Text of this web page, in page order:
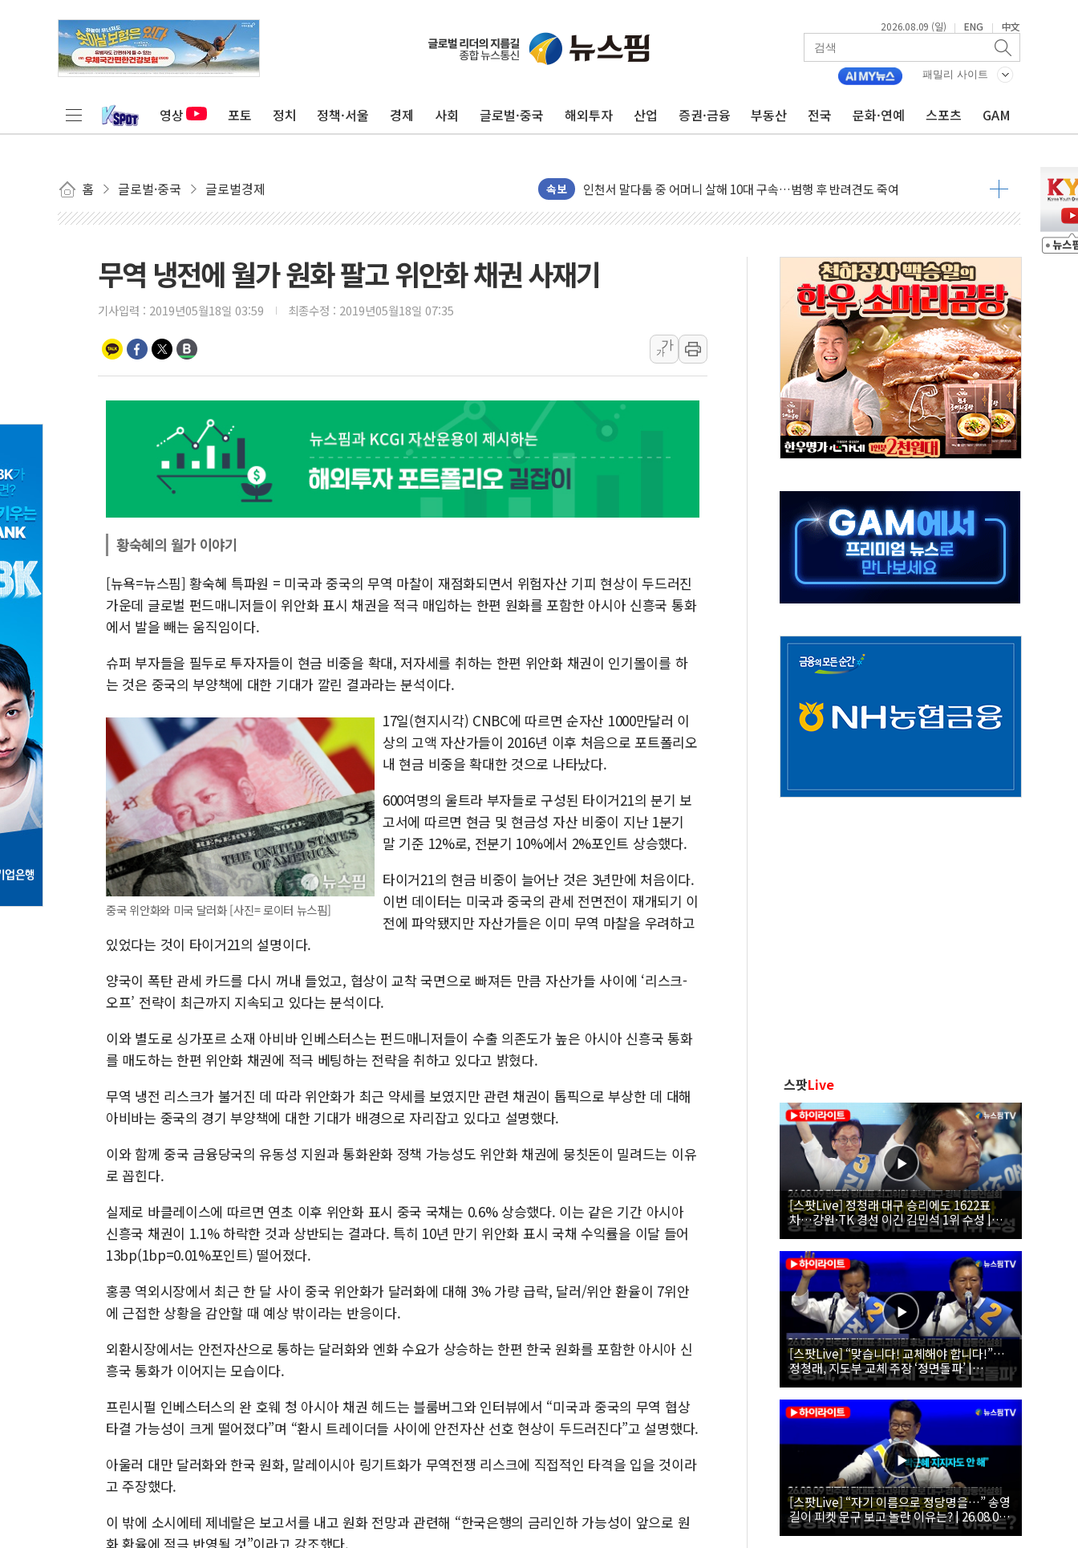
2026.08.09 (일) | ENG | 中文
패밀리 사이트
영상 포토 정치 정책·서울 경제 사회 글로벌·중국 해외투자 산업 증권·금융 부동산 전국 문화·연예 스포츠 GAM
홈 글로벌·중국 글로벌경제 속보
평택 진위면 공장서 질식사고 발생…작업자 1명 숨져
포항 블루밸리 국가산단에 '철강 AI융합실증센터' 들어선다
[종합] 김민석, 정청래에 누적 1.48%p 차 선두 유지...金 46.01% vs 鄭 44.53%
민주당 경북도당위원장에 오중기 당선...합산득표율 68.63%
김민석, 강원·대구·경북 경선서 정청래에 승리…金 48.54% vs 鄭 44.40%
[속보] 민주, 강원·대구·경북 경선 결과...김민석 48.54% 정청래 44.40%
[속보] 민주, 대구 경선 결과 발표...정청래 47.82% 김민석 46.35% 송영길 5.83%
[속보] 민주, 강원 경선 결과 발표...김민석 50.30% 정청래 41.94% 송영길 7.76%
정재헌 CEO, SKT 장기고객 400명 맞이…"마음 잇는 시간 되길"
최태원, 노소영에 9440억 지급 확정되나…재상고 앞두고 막판 셈법
하나금융, 명동 소상공인에 '행복상자' 전달
인천시 광복절 현수막 '태극기 거꾸로' 논란…이틀만에 철거
병무청, 보충역 전면 손질… 예술·체육요원 최대 33% 감축
홈플러스發 대형마트 판매, 역대 최대폭 감소한 9.4%↓…유통업계 양극화 심화
윤준병·이해민 의원, '정부 특사'로 콜롬비아 대통령 취임식 참석
여야, 황희 '버스 하우스' 공방…野 "청년 우롱 기괴" vs 與 "송구한 해프닝"
무역 냉전에 월가 원화 팔고 위안화 채권 사재기
기사입력 : 2019년05월18일 03:59 최종수정 : 2019년05월18일 07:35
가
가
황숙혜의 월가 이야기
[뉴욕=뉴스핌] 황숙혜 특파원 = 미국과 중국의 무역 마찰이 재점화되면서 위험자산 기피 현상이 두드러진
가운데 글로벌 펀드매니저들이 위안화 표시 채권을 적극 매입하는 한편 원화를 포함한 아시아 신흥국 통화
에서 발을 빼는 움직임이다.
슈퍼 부자들을 필두로 투자자들이 현금 비중을 확대, 저자세를 취하는 한편 위안화 채권이 인기몰이를 하
는 것은 중국의 부양책에 대한 기대가 깔린 결과라는 분석이다.
중국 위안화와 미국 달러화 [사진= 로이터 뉴스핌]
17일(현지시각) CNBC에 따르면 순자산 1000만달러 이
상의 고액 자산가들이 2016년 이후 처음으로 포트폴리오
내 현금 비중을 확대한 것으로 나타났다.
600여명의 울트라 부자들로 구성된 타이거21의 분기 보
고서에 따르면 현금 및 현금성 자산 비중이 지난 1분기
말 기준 12%로, 전분기 10%에서 2%포인트 상승했다.
타이거21의 현금 비중이 늘어난 것은 3년만에 처음이다.
이번 데이터는 미국과 중국의 관세 전면전이 재개되기 이
전에 파악됐지만 자산가들은 이미 무역 마찰을 우려하고
있었다는 것이 타이거21의 설명이다.
양국이 폭탄 관세 카드를 다시 꺼내 들었고, 협상이 교착 국면으로 빠져든 만큼 자산가들 사이에 ‘리스크-
오프’ 전략이 최근까지 지속되고 있다는 분석이다.
이와 별도로 싱가포르 소재 아비바 인베스터스는 펀드매니저들이 수출 의존도가 높은 아시아 신흥국 통화
를 매도하는 한편 위안화 채권에 적극 베팅하는 전략을 취하고 있다고 밝혔다.
무역 냉전 리스크가 불거진 데 따라 위안화가 최근 약세를 보였지만 관련 채권이 톱픽으로 부상한 데 대해
아비바는 중국의 경기 부양책에 대한 기대가 배경으로 자리잡고 있다고 설명했다.
이와 함께 중국 금융당국의 유동성 지원과 통화완화 정책 가능성도 위안화 채권에 뭉칫돈이 밀려드는 이유
로 꼽힌다.
실제로 바클레이스에 따르면 연초 이후 위안화 표시 중국 국채는 0.6% 상승했다. 이는 같은 기간 아시아
신흥국 채권이 1.1% 하락한 것과 상반되는 결과다. 특히 10년 만기 위안화 표시 국채 수익률을 이달 들어
13bp(1bp=0.01%포인트) 떨어졌다.
홍콩 역외시장에서 최근 한 달 사이 중국 위안화가 달러화에 대해 3% 가량 급락, 달러/위안 환율이 7위안
에 근접한 상황을 감안할 때 예상 밖이라는 반응이다.
외환시장에서는 안전자산으로 통하는 달러화와 엔화 수요가 상승하는 한편 한국 원화를 포함한 아시아 신
흥국 통화가 이어지는 모습이다.
프린시펄 인베스터스의 완 호웨 청 아시아 채권 헤드는 블룸버그와 인터뷰에서 “미국과 중국의 무역 협상
타결 가능성이 크게 떨어졌다”며 “환시 트레이더들 사이에 안전자산 선호 현상이 두드러진다”고 설명했다.
아울러 대만 달러화와 한국 원화, 말레이시아 링기트화가 무역전쟁 리스크에 직접적인 타격을 입을 것이라
고 주장했다.
이 밖에 소시에테 제네랄은 보고서를 내고 원화 전망과 관련해 “한국은행의 금리인하 가능성이 앞으로 원
화 환율에 적극 반영될 것”이라고 강조했다.
스팟Live
[스팟Live] 정청래 대구 승리에도 1622표
차…강원·TK 경선 이긴 김민석 1위 수성 |
26.08.09 더불어민주당 당대표·최고위원 후
보 대구·경북 합동연설회
[스팟Live] “맞습니다! 교체해야 합니다!”…
정청래, 지도부 교체 주장 ‘정면돌파’ |
26.08.09 더불어민주당 당대표·최고위원 후
보 대구·경북 합동연설회
[스팟Live] “자기 이름으로 정당명을…” 송영
길이 피켓 문구 보고 놀란 이유는? | 26.08.09
더불어민주당 당대표·최고위원 후보 대구·경